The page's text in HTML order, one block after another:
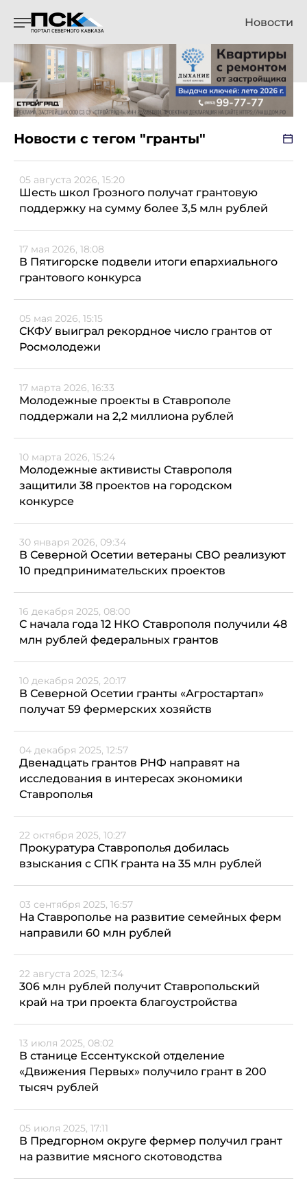
Новости
Новости с тегом "гранты"
05 августа 2026, 15:20
Шесть школ Грозного получат грантовую
поддержку на сумму более 3,5 млн рублей
17 мая 2026, 18:08
В Пятигорске подвели итоги епархиального
грантового конкурса
05 мая 2026, 15:15
СКФУ выиграл рекордное число грантов от
Росмолодежи
17 марта 2026, 16:33
Молодежные проекты в Ставрополе
поддержали на 2,2 миллиона рублей
10 марта 2026, 15:24
Молодежные активисты Ставрополя
защитили 38 проектов на городском
конкурсе
30 января 2026, 09:34
В Северной Осетии ветераны СВО реализуют
10 предпринимательских проектов
16 декабря 2025, 08:00
С начала года 12 НКО Ставрополя получили 48
млн рублей федеральных грантов
10 декабря 2025, 20:17
В Северной Осетии гранты «Агростартап»
получат 59 фермерских хозяйств
04 декабря 2025, 12:57
Двенадцать грантов РНФ направят на
исследования в интересах экономики
Ставрополья
22 октября 2025, 10:27
Прокуратура Ставрополья добилась
взыскания с СПК гранта на 35 млн рублей
03 сентября 2025, 16:57
На Ставрополье на развитие семейных ферм
направили 60 млн рублей
22 августа 2025, 12:34
306 млн рублей получит Ставропольский
край на три проекта благоустройства
13 июля 2025, 08:02
В станице Ессентукской отделение
«Движения Первых» получило грант в 200
тысяч рублей
05 июля 2025, 17:11
В Предгорном округе фермер получил грант
на развитие мясного скотоводства